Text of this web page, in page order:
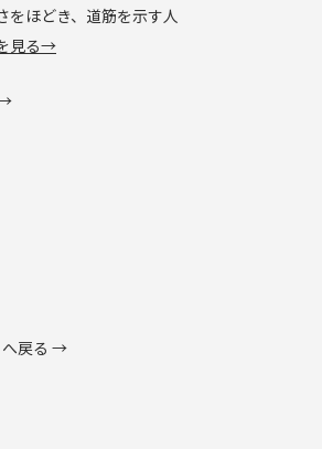
をほどき、道筋を示す人
見る→
へ戻る →